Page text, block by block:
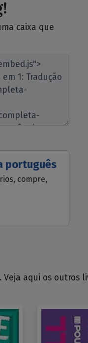
caixa que
português
compre,
aqui os outros